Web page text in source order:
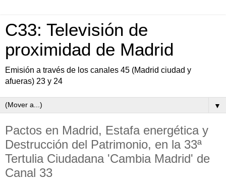
C33: Televisión de
proximidad de Madrid
Emisión a través de los canales 45 (Madrid ciudad y
afueras) 23 y 24
▼
Pactos en Madrid, Estafa energética y
Destrucción del Patrimonio, en la 33ª
Tertulia Ciudadana 'Cambia Madrid' de
Canal 33